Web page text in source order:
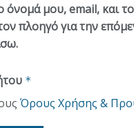
όνομά μου, email, και
πλοηγό για την
*
Όρους Χρήσης &